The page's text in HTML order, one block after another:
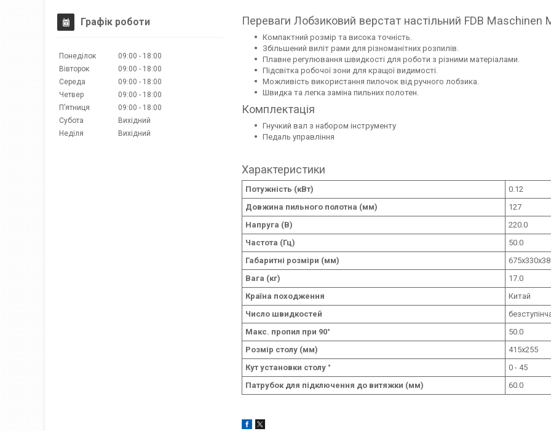
Переваги Лобзиковий верстат настільний FDB
Компактний розмір та висока точність.
Збільшений виліт рами для різноманітних розпилів.
Плавне регулювання швидкості для роботи з різними матеріалами.
Підсвітка робочої зони для кращої видимості.
Можливість використання пилочок від ручного лобзика.
Швидка та легка заміна пильних полотен.
Комплектація
Гнучкий вал з набором інструменту
Педаль управління
Характеристики
Потужність (кВт)
0.12
Довжина пильного полотна (мм)
127
Напруга (В)
220.0
Частота (Гц)
50.0
Габаритні розміри (мм)
Вага (кг)
17.0
Країна походження
Китай
Число швидкостей
Макс. пропил при 90°
50.0
Розмір столу (мм)
415х255
Кут установки столу °
0 - 45
Патрубок для підключення до витяжки (мм)
60.0
Графік роботи
Понеділок 09:00
18:00
Вівторок
09:00
18:00
Середа
09:00
18:00
Четвер
09:00
18:00
Пʼятниця
09:00
18:00
Субота
Вихідний
Неділя
Вихідний